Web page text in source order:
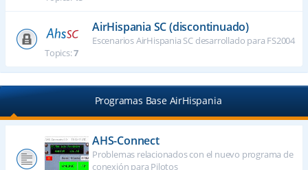
AirHispania SC (discontinuado)
Escenarios AirHispania SC desarrollado para FS2004
Topics:7
Programas Base AirHispania
AHS-Connect
Problemas relacionados con el nuevo programa de
conexión para Pilotos